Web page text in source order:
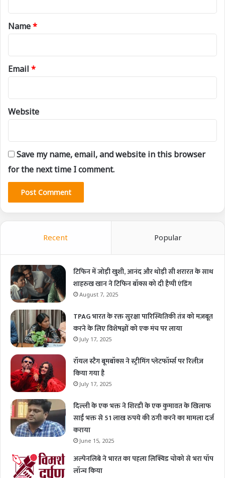
*
Name*
Email *
Website
Save my name, email, and website in this browser
for the next time I comment.
Recent Popular
टिफिन में जोड़ी खुशी, आनंद और थोड़ी सी शरारत के साथ
शाहरुख खान ने टिफिन बॉक्स को दी हैप्पी एंडिंग
August 7, 2025
TPAG भारत के रक्त सुरक्षा पारिस्थितिकी तंत्र को मज़बूत
करने के लिए विशेषज्ञों को एक मंच पर लाया
July 17, 2025
रॉयल स्टैग बूमबॉक्स ने स्ट्रीमिंग प्लेटफॉर्म्स पर रिलीज़
किया गया है
July 17, 2025
दिल्ली के एक भक्त ने शिरडी के एक कुमावत के खिलाफ
साईं भक्त से 51 लाख रुपये की ठगी करने का मामला दर्ज
कराया
June 15, 2025
अल्पेनलिबे ने भारत का पहला लिक्विड चोको से भरा पॉप
लॉन्च किया